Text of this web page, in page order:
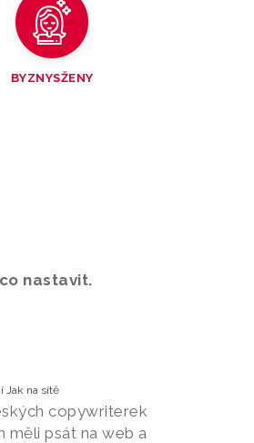
BYZNYSŽENY
nastavit.
Jak na sítě
copywriterek
měli psát na web a